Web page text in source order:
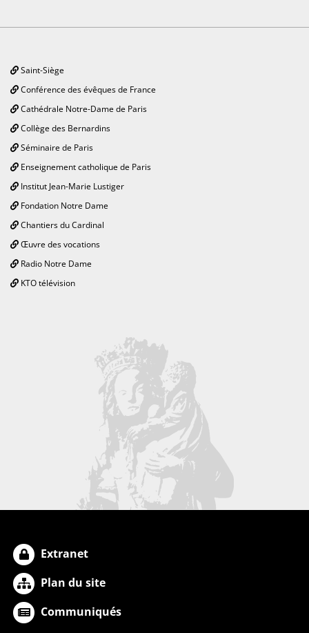
Saint-Siège
Conférence des évêques de France
Cathédrale Notre-Dame de Paris
Collège des Bernardins
Séminaire de Paris
Enseignement catholique de Paris
Institut Jean-Marie Lustiger
Fondation Notre Dame
Chantiers du Cardinal
Œuvre des vocations
Radio Notre Dame
KTO télévision
Extranet
Plan du site
Communiqués